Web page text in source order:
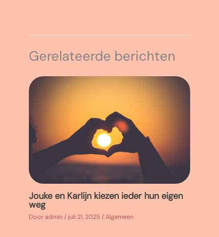
Gerelateerde berichten
Jouke en Karlijn kiezen ieder hun eigen
weg
Dooradmin / juli 21, 2025 /Algemeen